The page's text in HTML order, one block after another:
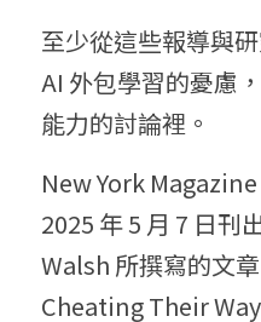
至少從這些報導與
AI 外包學習的憂慮
能力的討論裡。
New York
2025 年 5 月 7 日刊
Walsh 所撰寫的文
Cheating Their